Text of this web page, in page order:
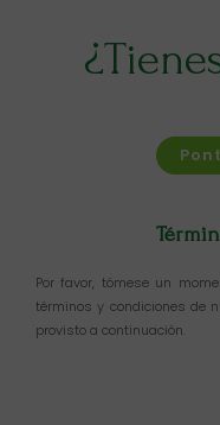
Por favor, tómese un
términos y condiciones de
provisto a continuación.